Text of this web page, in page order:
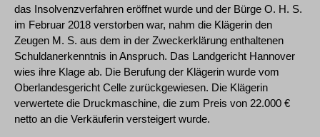
das Insolvenzverfahren eröffnet wurde und der Bürge O. H. S.
im Februar 2018 verstorben war, nahm die Klägerin den
Zeugen M. S. aus dem in der Zweckerklärung enthaltenen
Schuldanerkenntnis in Anspruch. Das Landgericht Hannover
wies ihre Klage ab. Die Berufung der Klägerin wurde vom
Oberlandesgericht Celle zurückgewiesen. Die Klägerin
verwertete die Druckmaschine, die zum Preis von 22.000 €
netto an die Verkäuferin versteigert wurde.